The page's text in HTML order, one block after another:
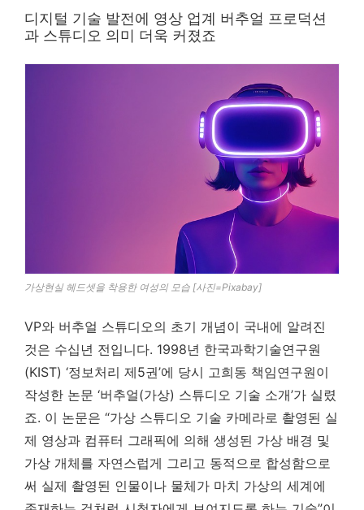
디지털 기술 발전에 영상 업계 버추얼 프로덕션
과 스튜디오 의미 더욱 커졌죠
가상현실 헤드셋을 착용한 여성의 모습 [사진=Pixabay]
VP와 버추얼 스튜디오의 초기 개념이 국내에 알려진
것은 수십년 전입니다. 1998년 한국과학기술연구원
(KIST) ‘정보처리 제5권’에 당시 고희동 책임연구원이
작성한 논문 ‘버추얼(가상) 스튜디오 기술 소개’가 실렸
죠. 이 논문은 “가상 스튜디오 기술 카메라로 촬영된 실
제 영상과 컴퓨터 그래픽에 의해 생성된 가상 배경 및
가상 개체를 자연스럽게 그리고 동적으로 합성함으로
써 실제 촬영된 인물이나 물체가 마치 가상의 세계에